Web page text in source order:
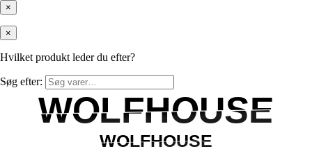
×
×
Hvilket produkt leder du efter?
Søg efter:
WOLFHOUSE
WOLFHOUSE
WOLFHOUSE
WOLFHOUSE